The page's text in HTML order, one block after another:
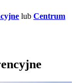
lub Centrum